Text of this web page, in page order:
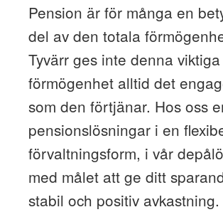
KONTAKT
PERFORMANCE
Pension är för många en
del av den totala
Tyvärr ges inte denna
förmögenhet alltid det
som den förtjänar. Hos oss
pensionslösningar i en
förvaltningsform, i vår
med målet att ge ditt
stabil och positiv